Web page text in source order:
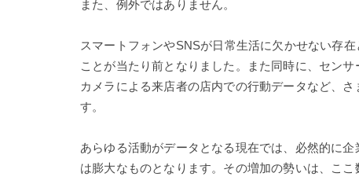
また、例外ではありません。
スマートフォンやSNSが日常生活に欠かせない存
ことが当たり前となりました。また同時に、セン
カメラによる来店者の店内での行動データなど、
す。
あらゆる活動がデータとなる現在では、必然的に
は膨大なものとなります。その増加の勢いは、ここ